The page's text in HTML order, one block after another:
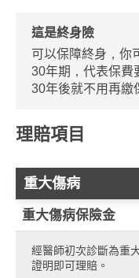
這是終身險
可以保障終身，你
30年期，代表保費
30年後就不用再繳
理賠項目
重大傷病
重大傷病保險金
經醫師初次診斷為重
證明即可理賠。